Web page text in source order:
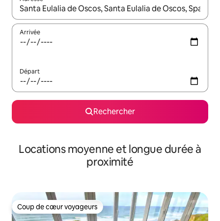
Lorsque les résultats s'affichent, utilisez les flèches vers le
Arrivée
Départ
Rechercher
Locations moyenne et longue durée à
proximité
Coup de cœur voyageurs
Coup de cœur voyageurs